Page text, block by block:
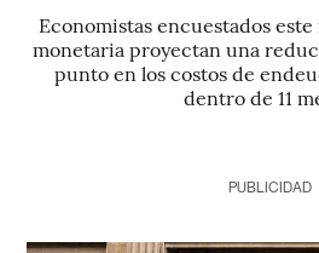
Economistas encuestados
monetaria proyectan una
punto en los costos de
dentro de 11
PUBLICIDAD